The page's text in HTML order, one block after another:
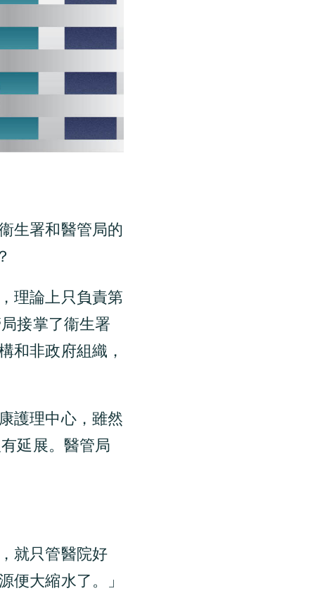
生署和醫管局的
理論上只負責第
接掌了衞生署
和非政府組織，
護理中心，雖然
延展。醫管局
就只管醫院好
便大縮水了。」